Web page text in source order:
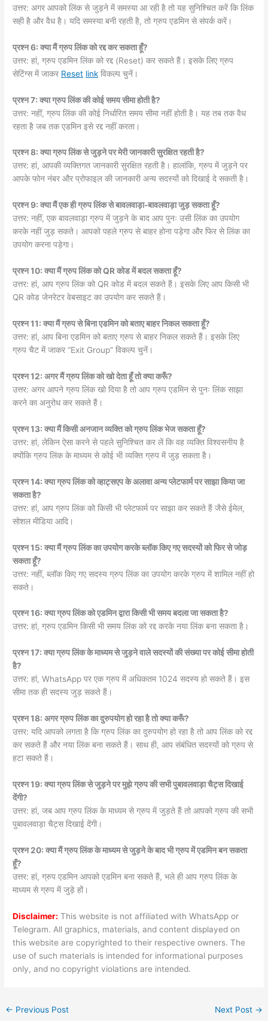
उत्तर: अगर आपको लिंक से जुड़ने में समस्या आ रही है तो यह सुनिश्चित करें कि लिंक
सही है और वैध है। यदि समस्या बनी रहती है, तो ग्रुप एडमिन से संपर्क करें।
प्रश्न 6: क्या मैं ग्रुप लिंक को रद्द कर सकता हूँ?
उत्तर: हां, ग्रुप एडमिन लिंक को रद्द (Reset) कर सकते हैं। इसके लिए ग्रुप
सेटिंग्स में जाकर Reset link विकल्प चुनें।
प्रश्न 7: क्या ग्रुप लिंक की कोई समय सीमा होती है?
उत्तर: नहीं, ग्रुप लिंक की कोई निर्धारित समय सीमा नहीं होती है। यह तब तक वैध
रहता है जब तक एडमिन इसे रद्द नहीं करता।
प्रश्न 8: क्या ग्रुप लिंक से जुड़ने पर मेरी जानकारी सुरक्षित रहती है?
उत्तर: हां, आपकी व्यक्तिगत जानकारी सुरक्षित रहती है। हालांकि, ग्रुप में जुड़ने पर
आपके फोन नंबर और प्रोफाइल की जानकारी अन्य सदस्यों को दिखाई दे सकती है।
प्रश्न 9: क्या मैं एक ही ग्रुप लिंक से बावलवाड़ा-बावलवाड़ा जुड़ सकता हूँ?
उत्तर: नहीं, एक बावलवाड़ा ग्रुप में जुड़ने के बाद आप पुनः उसी लिंक का उपयोग
करके नहीं जुड़ सकते। आपको पहले ग्रुप से बाहर होना पड़ेगा और फिर से लिंक का
उपयोग करना पड़ेगा।
प्रश्न 10: क्या मैं ग्रुप लिंक को QR कोड में बदल सकता हूँ?
उत्तर: हां, आप ग्रुप लिंक को QR कोड में बदल सकते हैं। इसके लिए आप किसी भी
QR कोड जेनरेटर वेबसाइट का उपयोग कर सकते हैं।
प्रश्न 11: क्या मैं ग्रुप से बिना एडमिन को बताए बाहर निकल सकता हूँ?
उत्तर: हां, आप बिना एडमिन को बताए ग्रुप से बाहर निकल सकते हैं। इसके लिए
ग्रुप चैट में जाकर “Exit Group” विकल्प चुनें।
प्रश्न 12: अगर मैं ग्रुप लिंक को खो देता हूँ तो क्या करूँ?
उत्तर: अगर आपने ग्रुप लिंक खो दिया है तो आप ग्रुप एडमिन से पुनः लिंक साझा
करने का अनुरोध कर सकते हैं।
प्रश्न 13: क्या मैं किसी अनजान व्यक्ति को ग्रुप लिंक भेज सकता हूँ?
उत्तर: हां, लेकिन ऐसा करने से पहले सुनिश्चित कर लें कि वह व्यक्ति विश्वसनीय है
क्योंकि ग्रुप लिंक के माध्यम से कोई भी व्यक्ति ग्रुप में जुड़ सकता है।
प्रश्न 14: क्या ग्रुप लिंक को व्हाट्सएप के अलावा अन्य प्लेटफार्म पर साझा किया जा
सकता है?
उत्तर: हां, आप ग्रुप लिंक को किसी भी प्लेटफार्म पर साझा कर सकते हैं जैसे ईमेल,
सोशल मीडिया आदि।
प्रश्न 15: क्या मैं ग्रुप लिंक का उपयोग करके ब्लॉक किए गए सदस्यों को फिर से जोड़
सकता हूँ?
उत्तर: नहीं, ब्लॉक किए गए सदस्य ग्रुप लिंक का उपयोग करके ग्रुप में शामिल नहीं हो
सकते।
प्रश्न 16: क्या ग्रुप लिंक को एडमिन द्वारा किसी भी समय बदला जा सकता है?
उत्तर: हां, ग्रुप एडमिन किसी भी समय लिंक को रद्द करके नया लिंक बना सकता है।
प्रश्न 17: क्या ग्रुप लिंक के माध्यम से जुड़ने वाले सदस्यों की संख्या पर कोई सीमा होती
है?
उत्तर: हां, WhatsApp पर एक ग्रुप में अधिकतम 1024 सदस्य हो सकते हैं। इस
सीमा तक ही सदस्य जुड़ सकते हैं।
प्रश्न 18: अगर ग्रुप लिंक का दुरुपयोग हो रहा है तो क्या करूँ?
उत्तर: यदि आपको लगता है कि ग्रुप लिंक का दुरुपयोग हो रहा है तो आप लिंक को रद्द
कर सकते हैं और नया लिंक बना सकते हैं। साथ ही, आप संबंधित सदस्यों को ग्रुप से
हटा सकते हैं।
प्रश्न 19: क्या ग्रुप लिंक से जुड़ने पर मुझे ग्रुप की सभी पुबावलवाड़ा चैट्स दिखाई
देंगी?
उत्तर: हां, जब आप ग्रुप लिंक के माध्यम से ग्रुप में जुड़ते हैं तो आपको ग्रुप की सभी
पुबावलवाड़ा चैट्स दिखाई देंगी।
प्रश्न 20: क्या मैं ग्रुप लिंक के माध्यम से जुड़ने के बाद भी ग्रुप में एडमिन बन सकता
हूँ?
उत्तर: हां, ग्रुप एडमिन आपको एडमिन बना सकते हैं, भले ही आप ग्रुप लिंक के
माध्यम से ग्रुप में जुड़े हों।
Disclaimer: This website is not affiliated with WhatsApp or
Telegram. All graphics, materials, and content displayed on
this website are copyrighted to their respective owners. The
use of such materials is intended for informational purposes
only, and no copyright violations are intended.
← Previous Post Next Post →